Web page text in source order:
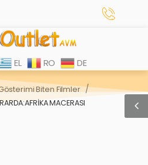
EL RO DE
Biten Filmler /
MACERASI